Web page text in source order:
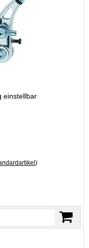
einstellbar
)